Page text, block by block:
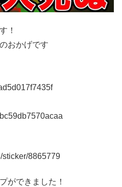
！
おかげです
sticker/8865779
ができました！